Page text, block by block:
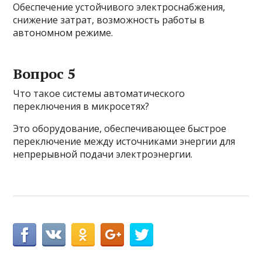
Обеспечение устойчивого электроснабжения,
снижение затрат, возможность работы в
автономном режиме.
Вопрос 5
Что такое системы автоматического
переключения в микросетях?
Это оборудование, обеспечивающее быстрое
переключение между источниками энергии для
непрерывной подачи электроэнергии.